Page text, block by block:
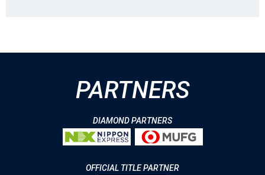
PARTNERS
DIAMOND PARTNERS
OFFICIAL TITLE PARTNER